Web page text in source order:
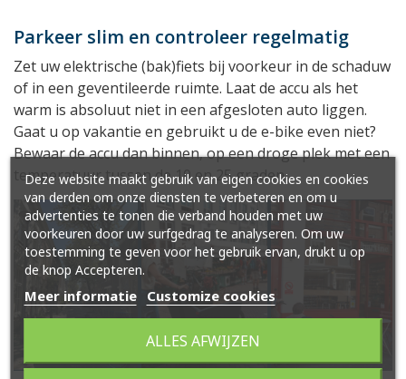
Parkeer slim en controleer regelmatig
Zet uw elektrische (bak)fiets bij voorkeur in de schaduw
of in een geventileerde ruimte. Laat de accu als het
warm is absoluut niet in een afgesloten auto liggen.
Gaat u op vakantie en gebruikt u de e-bike even niet?
Bewaar de accu dan binnen, op een droge plek met een
temperatuur tussen de 10 en 25 graden.
Deze website maakt gebruik van eigen cookies en cookies
van derden om onze diensten te verbeteren en om u
advertenties te tonen die verband houden met uw
voorkeuren door uw surfgedrag te analyseren. Om uw
toestemming te geven voor het gebruik ervan, drukt u op
de knop Accepteren.
Meer informatie Customize cookies
ALLES AFWIJZEN